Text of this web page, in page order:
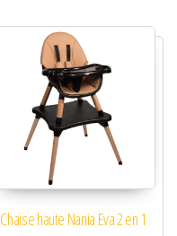
Chaise haute Nania Eva 2 en 1